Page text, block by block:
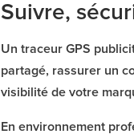
Suivre,
Un traceur GPS
partagé, rassurer un
visibilité de votre
En environnement